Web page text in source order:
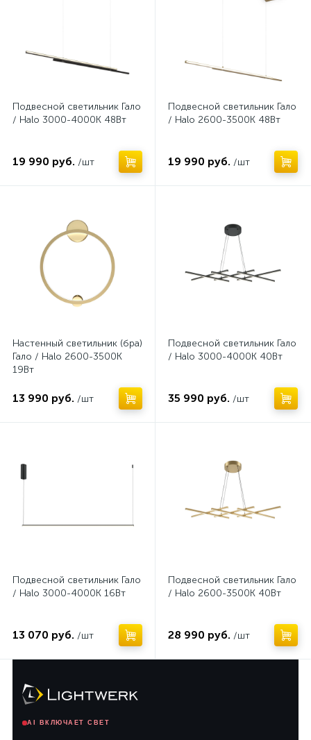
Подвесной светильник Гало
/ Halo 3000-4000К 48Вт
19 990 руб. /шт
Подвесной светильник Гало
/ Halo 2600-3500К 48Вт
19 990 руб. /шт
Настенный светильник (бра)
Гало / Halo 2600-3500К
19Вт
13 990 руб. /шт
Подвесной светильник Гало
/ Halo 3000-4000К 40Вт
35 990 руб. /шт
Подвесной светильник Гало
/ Halo 3000-4000К 16Вт
13 070 руб. /шт
Подвесной светильник Гало
/ Halo 2600-3500К 40Вт
28 990 руб. /шт
AI ВКЛЮЧАЕТ СВЕТ